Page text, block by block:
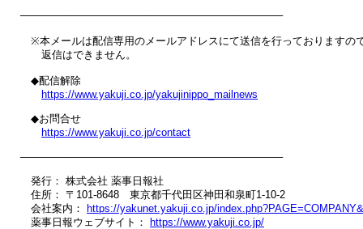
────────────────────────────────────
※本メールは配信専用のメールアドレスにて送信を行っておりますの
返信はできません。
◆配信解除
https://www.yakuji.co.jp/yakujinippo_mailnews
◆お問合せ
https://www.yakuji.co.jp/contact
────────────────────────────────────
発行： 株式会社 薬事日報社
住所： 〒101-8648　東京都千代田区神田和泉町1-10-2
会社案内：
https://yakunet.yakuji.co.jp/
薬事日報ウェブサイト：
https://www.yakuji.co.jp/